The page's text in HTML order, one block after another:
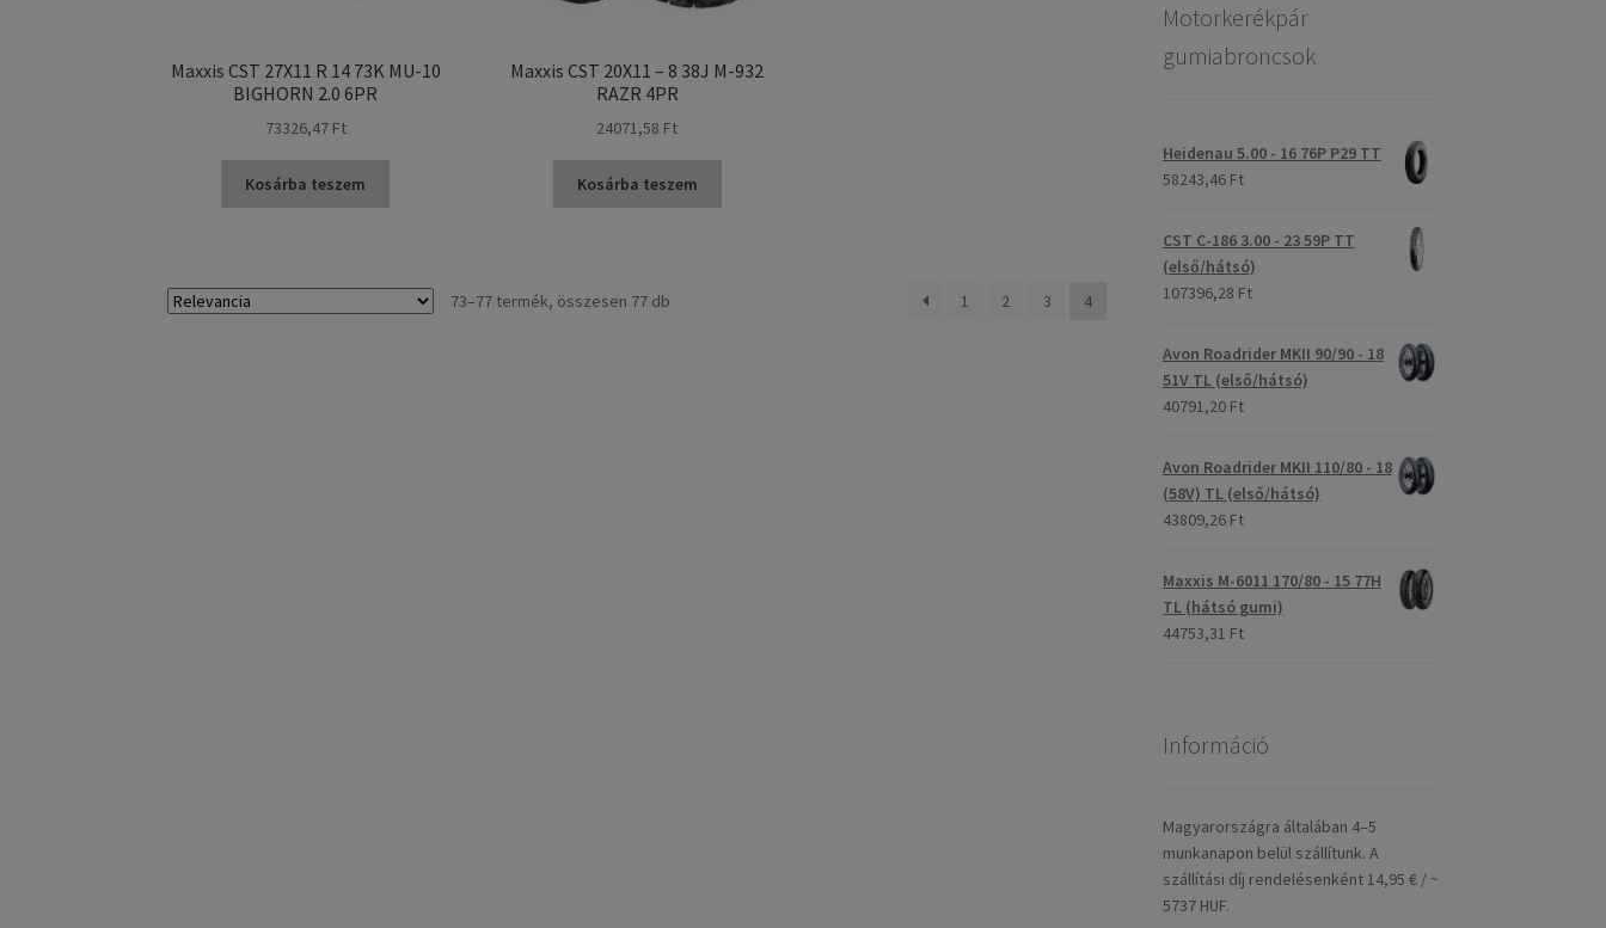
Maxxis CST 27X11 R 14 73K MU-10
BIGHORN 2.0 6PR
73326,47 Ft
Kosárba teszem
Maxxis CST 20X11 – 8 38J M-932
RAZR 4PR
24071,58 Ft
Kosárba teszem
73–77 termék, összesen 77 db 1 2 3 4
Motorkerékpár
gumiabroncsok
Heidenau 5.00 - 16 76P P29 TT
58243,46 Ft
CST C-186 3.00 - 23 59P TT
(első/hátsó)
107396,28 Ft
Avon Roadrider MKII 90/90 - 18
51V TL (első/hátsó)
40791,20 Ft
Avon Roadrider MKII 110/80 - 18
(58V) TL (első/hátsó)
43809,26 Ft
Maxxis M-6011 170/80 - 15 77H
TL (hátsó gumi)
44753,31 Ft
Információ
Magyarországra általában 4–5
munkanapon belül szállítunk. A
szállítási díj rendelésenként 14,95 € / ~
5737 HUF.